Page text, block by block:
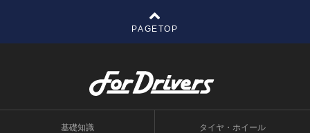
PAGETOP
基礎知識 タイヤ・ホイール